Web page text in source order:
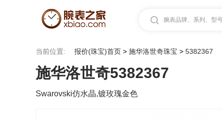
腕表品牌、系列、型
当前位置: 报价(珠宝)首页 > 施华洛世奇珠宝 > 5382367
施华洛世奇5382367
Swarovski仿水晶,镀玫瑰金色